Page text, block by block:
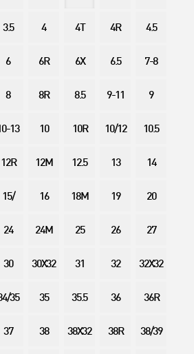
3.5 4 4T 4R 4.5
6 6R 6X 6.5 7-8
8 8R 8.5 9-11 9
13 10 10R 10/12 10.5
12R 12M 12.5 13 14
15/ 16 18M 19 20
24 24M 25 26 27
30 30X32 31 32 32X32
35 35 35.5 36 36R
37 38 38X32 38R 38/39